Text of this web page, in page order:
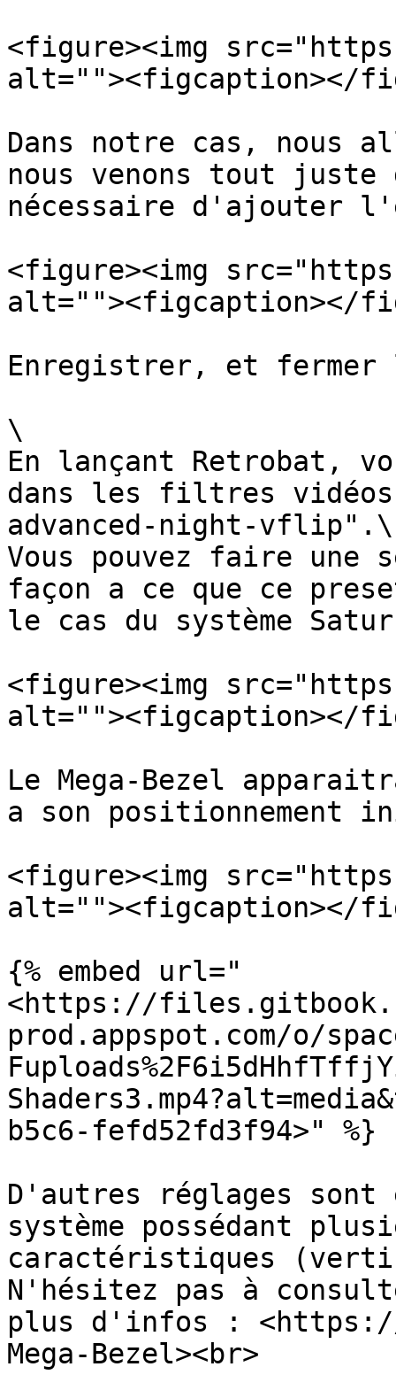
<figure><img
alt=""><figcaption></
Dans notre cas, nous
nous venons tout
nécessaire d'ajouter
<figure><img
alt=""><figcaption></
Enregistrer, et
\
En lançant Retrobat,
dans les filtres
advanced-night-vflip".\
Vous pouvez faire une
façon a ce que ce
le cas du système
<figure><img
alt=""><figcaption></
Le Mega-Bezel
a son positionnement
<figure><img
alt=""><figcaption></
{% embed url="
<https://
prod.appspot.com/o/
b5c6-fefd52fd3f94>" %}
D'autres réglages sont
système possédant
caractéristiques
N'hésitez pas à
plus d'infos : <https://
Mega-Bezel><br>